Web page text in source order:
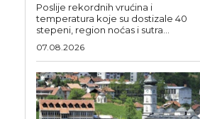
Poslije rekordnih vrućina i
temperatura koje su dostizale 40
stepeni, region noćas i sutra...
07.08.2026